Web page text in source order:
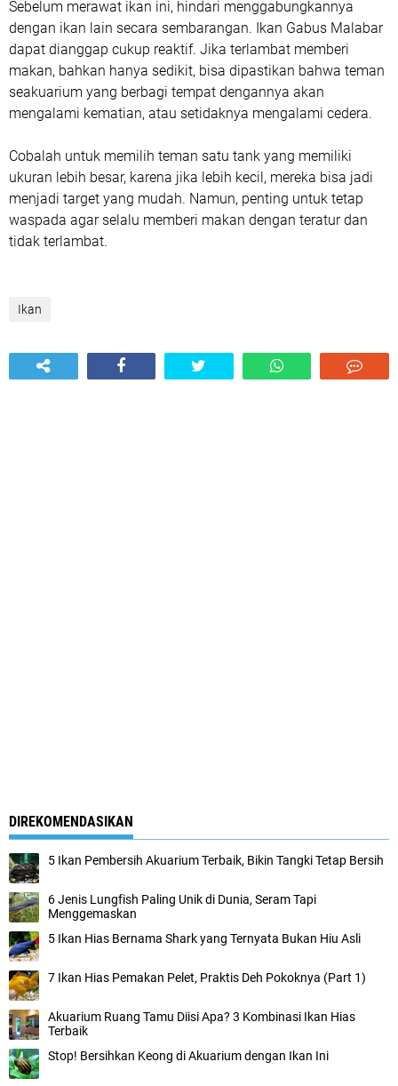
Sebelum merawat ikan ini, hindari menggabungkannya
dengan ikan lain secara sembarangan. Ikan Gabus Malabar
dapat dianggap cukup reaktif. Jika terlambat memberi
makan, bahkan hanya sedikit, bisa dipastikan bahwa teman
seakuarium yang berbagi tempat dengannya akan
mengalami kematian, atau setidaknya mengalami cedera.
Cobalah untuk memilih teman satu tank yang memiliki
ukuran lebih besar, karena jika lebih kecil, mereka bisa jadi
menjadi target yang mudah. Namun, penting untuk tetap
waspada agar selalu memberi makan dengan teratur dan
tidak terlambat.
Ikan
DIREKOMENDASIKAN
5 Ikan Pembersih Akuarium Terbaik, Bikin Tangki Tetap Bersih
6 Jenis Lungfish Paling Unik di Dunia, Seram Tapi
Menggemaskan
5 Ikan Hias Bernama Shark yang Ternyata Bukan Hiu Asli
7 Ikan Hias Pemakan Pelet, Praktis Deh Pokoknya (Part 1)
Akuarium Ruang Tamu Diisi Apa? 3 Kombinasi Ikan Hias
Terbaik
Stop! Bersihkan Keong di Akuarium dengan Ikan Ini